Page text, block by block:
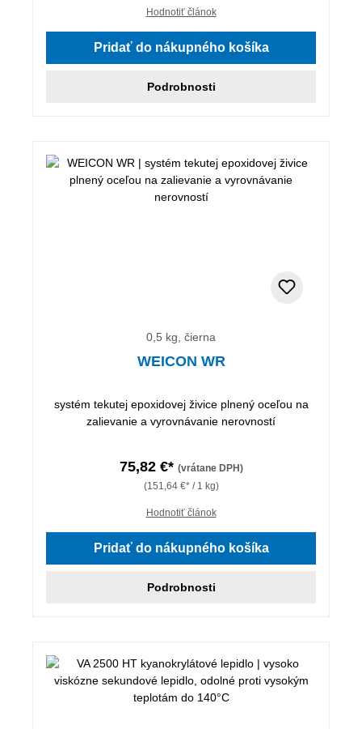
Hodnotiť článok
Pridať do nákupného košíka
Podrobnosti
0,5 kg, čierna
WEICON WR
systém tekutej epoxidovej živice plnený oceľou na
zalievanie a vyrovnávanie nerovností
75,82 €* (vrátane DPH)
(151,64 €* / 1 kg)
Hodnotiť článok
Pridať do nákupného košíka
Podrobnosti